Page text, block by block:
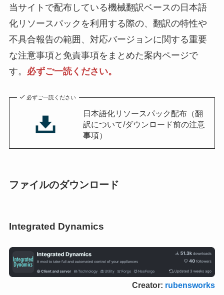
当サイトで配布している機械翻訳ベースの日本語
化リソースパックを利用する際の、翻訳の特性や
不具合報告の範囲、対応バージョンに関する重要
な注意事項と免責事項をまとめた案内ページで
す。 必ずご一読ください。
必ずご一読ください
日本語化リソースパック配布（翻
訳について/ダウンロード前の注意
事項）
ファイルのダウンロード
Integrated Dynamics
Creator: rubensworks